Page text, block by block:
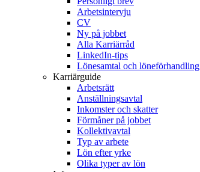
Arbetsintervju
CV
Ny på jobbet
Alla Karriärråd
LinkedIn-tips
Lönesamtal och löneförhandling
Karriärguide
Arbetsrätt
Anställningsavtal
Inkomster och skatter
Förmåner på jobbet
Kollektivavtal
Typ av arbete
Lön efter yrke
Olika typer av lön